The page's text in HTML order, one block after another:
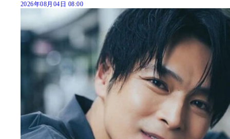
2026年08月04日 08:00